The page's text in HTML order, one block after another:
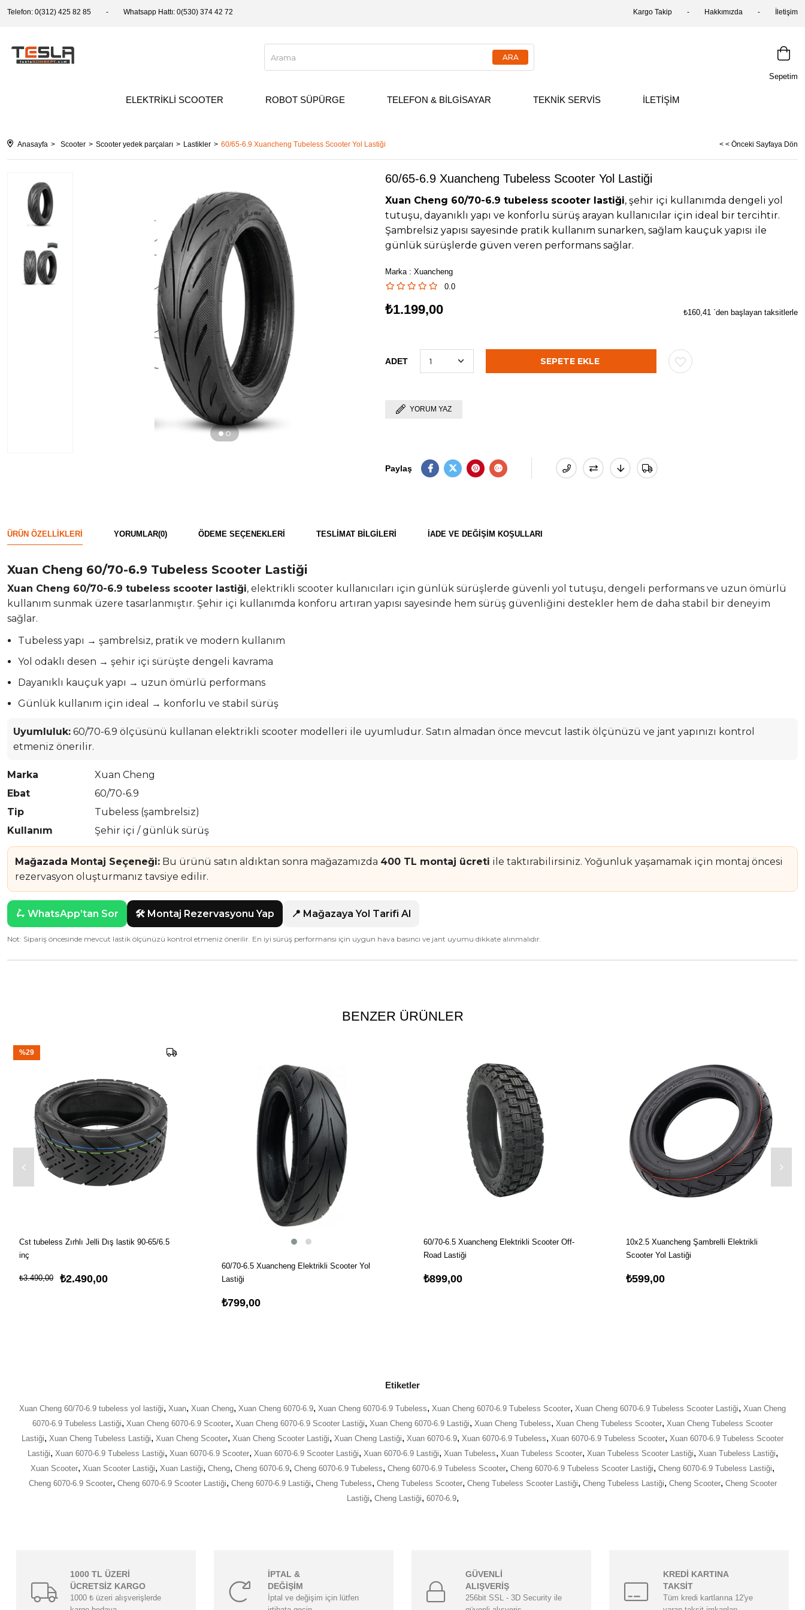
Telefon: 0(312) 425 82 85 Whatsapp Hattı: 0(530) 374 42 72 Kargo Takip Hakkımızda İletişim
Sepetim
ELEKTRİKLİ SCOOTER ROBOT SÜPÜRGE TELEFON & BİLGİSAYAR TEKNİK SERVİS İLETİŞİM
Anasayfa Scooter Scooter yedek parçaları Lastikler 60/65-6.9 Xuancheng Tubeless Scooter Yol Lastiği < < Önceki Sayfaya Dön
60/65-6.9 Xuancheng Tubeless Scooter Yol Lastiği
Xuan Cheng 60/70-6.9 tubeless scooter lastiği, şehir içi kullanımda dengeli yol
tutuşu, dayanıklı yapı ve konforlu sürüş arayan kullanıcılar için ideal bir tercihtir.
Şambrelsiz yapısı sayesinde pratik kullanım sunarken, sağlam kauçuk yapısı ile
günlük sürüşlerde güven veren performans sağlar.
Marka : Xuancheng
0.0
₺1.199,00 ₺160,41 `den başlayan taksitlerle
ADET
YORUM YAZ
Paylaş
ÜRÜN ÖZELLIKLERI YORUMLAR(0) ÖDEME SEÇENEKLERI TESLIMAT BILGILERI İADE VE DEĞIŞIM KOŞULLARI
Xuan Cheng 60/70-6.9 Tubeless Scooter Lastiği
Xuan Cheng 60/70-6.9 tubeless scooter lastiği, elektrikli scooter kullanıcıları için günlük sürüşlerde güvenli yol tutuşu, dengeli performans ve uzun ömürlü
kullanım sunmak üzere tasarlanmıştır. Şehir içi kullanımda konforu artıran yapısı sayesinde hem sürüş güvenliğini destekler hem de daha stabil bir deneyim
sağlar.
Tubeless yapı → şambrelsiz, pratik ve modern kullanım
Yol odaklı desen → şehir içi sürüşte dengeli kavrama
Dayanıklı kauçuk yapı → uzun ömürlü performans
Günlük kullanım için ideal → konforlu ve stabil sürüş
Uyumluluk: 60/70-6.9 ölçüsünü kullanan elektrikli scooter modelleri ile uyumludur. Satın almadan önce mevcut lastik ölçünüzü ve jant yapınızı kontrol
etmeniz önerilir.
Marka
Xuan Cheng
Ebat
60/70-6.9
Tip
Tubeless (şambrelsiz)
Kullanım
Şehir içi / günlük sürüş
Mağazada Montaj Seçeneği: Bu ürünü satın aldıktan sonra mağazamızda 400 TL montaj ücreti ile taktırabilirsiniz. Yoğunluk yaşamamak için montaj öncesi
rezervasyon oluşturmanız tavsiye edilir.
🛴 WhatsApp’tan Sor 🛠️ Montaj Rezervasyonu Yap 📍 Mağazaya Yol Tarifi Al
Not: Sipariş öncesinde mevcut lastik ölçünüzü kontrol etmeniz önerilir. En iyi sürüş performansı için uygun hava basıncı ve jant uyumu dikkate alınmalıdır.
BENZER ÜRÜNLER
Cst tubeless Zırhlı Jelli Dış lastik 90-65/6.5
inç
₺2.490,00
₺3.490,00
%29
60/70-6.5 Xuancheng Elektrikli Scooter Yol
Lastiği
₺799,00
60/70-6.5 Xuancheng Elektrikli Scooter Off-
Road Lastiği
₺899,00
10x2.5 Xuancheng Şambrelli Elektrikli
Scooter Yol Lastiği
₺599,00
Etiketler
Xuan Cheng 60/70-6.9 tubeless yol lastiği, Xuan, Xuan Cheng, Xuan Cheng 6070-6.9, Xuan Cheng 6070-6.9 Tubeless, Xuan Cheng 6070-6.9 Tubeless Scooter, Xuan Cheng 6070-6.9 Tubeless Scooter Lastiği, Xuan Cheng
6070-6.9 Tubeless Lastiği, Xuan Cheng 6070-6.9 Scooter, Xuan Cheng 6070-6.9 Scooter Lastiği, Xuan Cheng 6070-6.9 Lastiği, Xuan Cheng Tubeless, Xuan Cheng Tubeless Scooter, Xuan Cheng Tubeless Scooter
Lastiği, Xuan Cheng Tubeless Lastiği, Xuan Cheng Scooter, Xuan Cheng Scooter Lastiği, Xuan Cheng Lastiği, Xuan 6070-6.9, Xuan 6070-6.9 Tubeless, Xuan 6070-6.9 Tubeless Scooter, Xuan 6070-6.9 Tubeless Scooter
Lastiği, Xuan 6070-6.9 Tubeless Lastiği, Xuan 6070-6.9 Scooter, Xuan 6070-6.9 Scooter Lastiği, Xuan 6070-6.9 Lastiği, Xuan Tubeless, Xuan Tubeless Scooter, Xuan Tubeless Scooter Lastiği, Xuan Tubeless Lastiği,
Xuan Scooter, Xuan Scooter Lastiği, Xuan Lastiği, Cheng, Cheng 6070-6.9, Cheng 6070-6.9 Tubeless, Cheng 6070-6.9 Tubeless Scooter, Cheng 6070-6.9 Tubeless Scooter Lastiği, Cheng 6070-6.9 Tubeless Lastiği,
Cheng 6070-6.9 Scooter, Cheng 6070-6.9 Scooter Lastiği, Cheng 6070-6.9 Lastiği, Cheng Tubeless, Cheng Tubeless Scooter, Cheng Tubeless Scooter Lastiği, Cheng Tubeless Lastiği, Cheng Scooter, Cheng Scooter
Lastiği, Cheng Lastiği, 6070-6.9,
1000 TL ÜZERİ
ÜCRETSİZ KARGO
1000 ₺ üzeri alışverişlerde
İPTAL &
DEĞİŞİM
İptal ve değişim için lütfen
GÜVENLİ
ALIŞVERİŞ
256bit SSL - 3D Security ile
KREDİ KARTINA
TAKSİT
Tüm kredi kartlarına 12'ye